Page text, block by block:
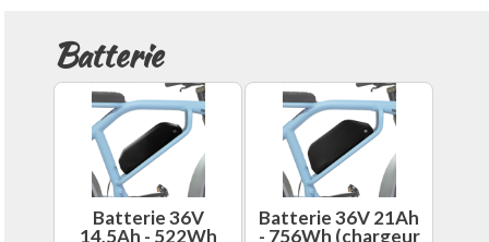
Batterie
Batterie 36V
14,5Ah - 522Wh
Batterie 36V 21Ah
- 756Wh (chargeur